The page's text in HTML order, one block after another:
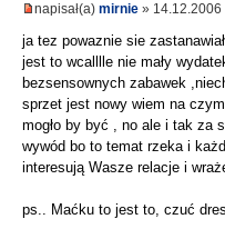
napisał(a) mirnie » 14.12.2006
ja tez powaznie sie
jest to wcalllle nie mały
bezsensownych zabawek
sprzet jest nowy wiem na
mogło by być , no ale i tak za
wywód bo to temat rzeka i
interesują Wasze relacje i
ps.. Maćku to jest to, czuć